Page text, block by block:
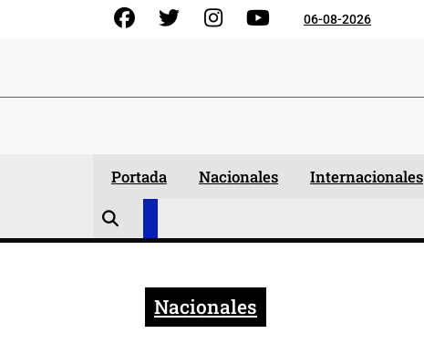
FacebookGorjeo InstagramYouTube06-08-2026
Portada Nacionales Internacionales
Nacionales